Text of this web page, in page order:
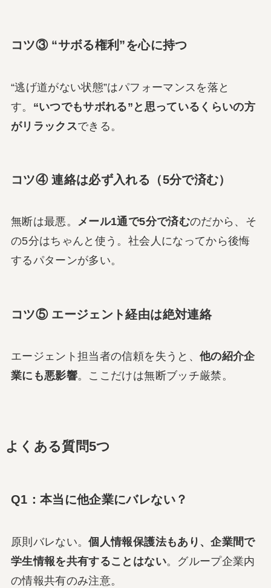
コツ③ “サボる権利”を心に持つ
“逃げ道がない状態”はパフォーマンスを落と
す。 “いつでもサボれる”と思っているくらいの方
がリラックスできる。
コツ④ 連絡は必ず入れる（5分で済む）
無断は最悪。 メール1通で5分で済むのだから、そ
の5分はちゃんと使う。社会人になってから後悔
するパターンが多い。
コツ⑤ エージェント経由は絶対連絡
エージェント担当者の信頼を失うと、 他の紹介企
業にも悪影響。ここだけは無断ブッチ厳禁。
よくある質問5つ
Q1：本当に他企業にバレない？
原則バレない。個人情報保護法もあり、企業間で
学生情報を共有することはない。グループ企業内
の情報共有のみ注意。